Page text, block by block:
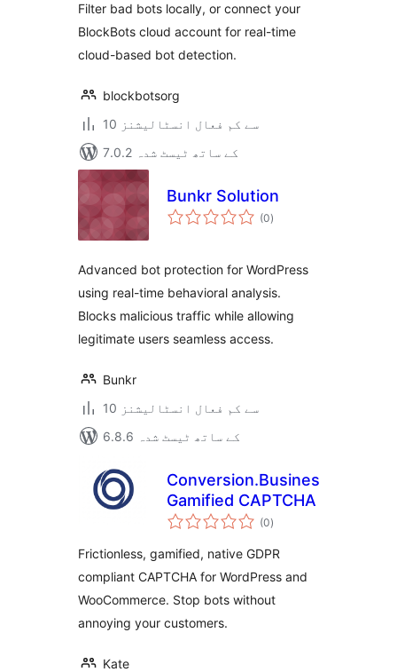
Filter bad bots locally, or connect your
BlockBots cloud account for real-time
cloud-based bot detection.
blockbotsorg
10 سے کم فعال انسٹالیشنز
7.0.2 کے ساتھ ٹیسٹ شدہ
Bunkr Solution
(0مجموعی
درجہ
)
Advanced bot protection for WordPress
using real-time behavioral analysis.
Blocks malicious traffic while allowing
legitimate users seamless access.
Bunkr
10 سے کم فعال انسٹالیشنز
6.8.6 کے ساتھ ٹیسٹ شدہ
Conversion.Business
Gamified CAPTCHA
(0مجموعی
درجہ
)
Frictionless, gamified, native GDPR
compliant CAPTCHA for WordPress and
WooCommerce. Stop bots without
annoying your customers.
Kate